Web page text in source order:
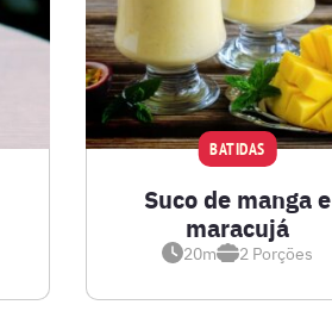
BATIDAS
Suco de manga e
maracujá
20m 2 Porções